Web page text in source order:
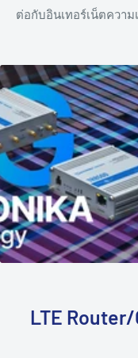
ต่อกับอินเทอร์เน็ตความ
LTE